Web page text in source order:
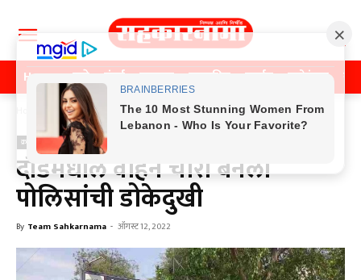
Home पुणे मुंबई महाराष्ट्र राजकीय क्राईम मनोरंजन
क्राईम
क्राईम
दौंडमधील वाहन चोरी बनली
पोलिसांची डोकेदुखी
By Team Sahkarnama - ऑगस्ट 12, 2022